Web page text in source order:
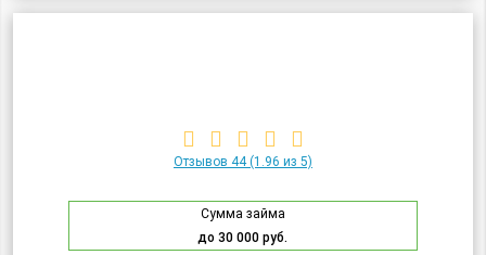
Отзывов 44(1.96 из 5)
Сумма займа
до 30 000 руб.